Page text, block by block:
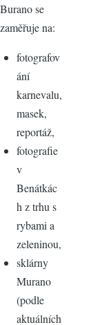
Burano se
zaměřuje na:
fotografov
ání
karnevalu,
masek,
reportáž,
fotografie
v
Benátkác
h z trhu s
rybami a
zeleninou,
sklárny
Murano
(podle
aktuálních